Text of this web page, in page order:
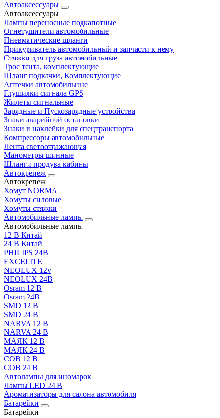
Автоаксессуары
Автоаксессуары
Лампы переносные подкапотные
Огнетушители автомобильные
Пневматические шланги
Прикуриватель автомобильный и запчасти к нему
Стяжки для груза автомобильные
Трос тента, комплектующие
Шланг подкачки, Комплектующие
Аптечки автомобильные
Глушилки сигнала GPS
Жилеты сигнальные
Зарядные и Пускозарядные устройства
Знаки аварийной остановки
Знаки и наклейки для спецтранспорта
Компрессоры автомобильные
Лента светоотражающая
Манометры шинные
Шланги продува кабины
Автокрепеж
Автокрепеж
Хомут NORMA
Хомуты силовые
Хомуты стяжки
Автомобильные лампы
Автомобильные лампы
12 В Китай
24 В Китай
PHILIPS 24В
EXCELITE
NEOLUX 12v
NEOLUX 24В
Osram 12 В
Osram 24В
SMD 12 В
SMD 24 В
NARVA 12 В
NARVA 24 В
МАЯК 12 В
МАЯК 24 В
COB 12 В
COB 24 В
Автолампы для иномарок
Лампы LED 24 B
Ароматизаторы для салона автомобиля
Батарейки
Батарейки